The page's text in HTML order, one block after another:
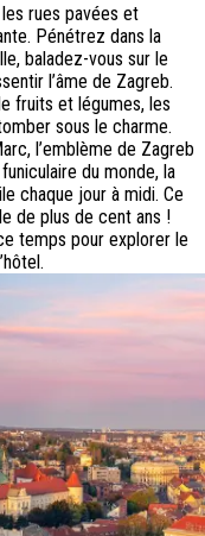
rues pavées et
Pénétrez dans la
baladez-vous sur le
l’âme de Zagreb.
fruits et légumes, les
sous le charme.
l’emblème de Zagreb
du monde, la
chaque jour à midi. Ce
de plus de cent ans !
temps pour explorer le